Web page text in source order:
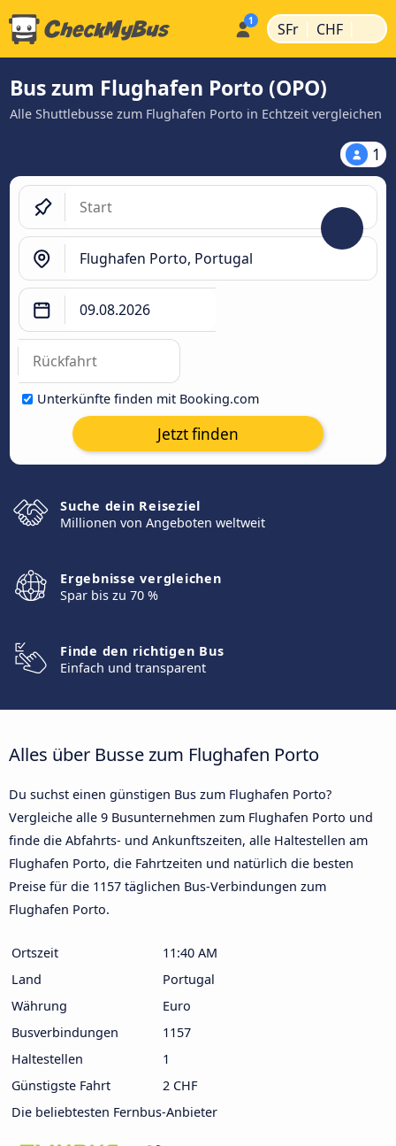
SFr | CHF |
Bus zum Flughafen Porto (OPO)
Alle Shuttlebusse zum Flughafen Porto in Echtzeit vergleichen
1
Unterkünfte finden mit Booking.com
Jetzt finden
Suche dein Reiseziel
Millionen von Angeboten weltweit
Ergebnisse vergleichen
Spar bis zu 70 %
Finde den richtigen Bus
Einfach und transparent
Alles über Busse zum Flughafen Porto
Du suchst einen günstigen Bus zum Flughafen Porto?
Vergleiche alle 9 Busunternehmen zum Flughafen Porto und
finde die Abfahrts- und Ankunftszeiten, alle Haltestellen am
Flughafen Porto, die Fahrtzeiten und natürlich die besten
Preise für die 1157 täglichen Bus-Verbindungen zum
Flughafen Porto.
Ortszeit
11:40 AM
Land
Portugal
Währung
Euro
Busverbindungen
1157
Haltestellen
1
Günstigste Fahrt
2 CHF
Die beliebtesten Fernbus-Anbieter